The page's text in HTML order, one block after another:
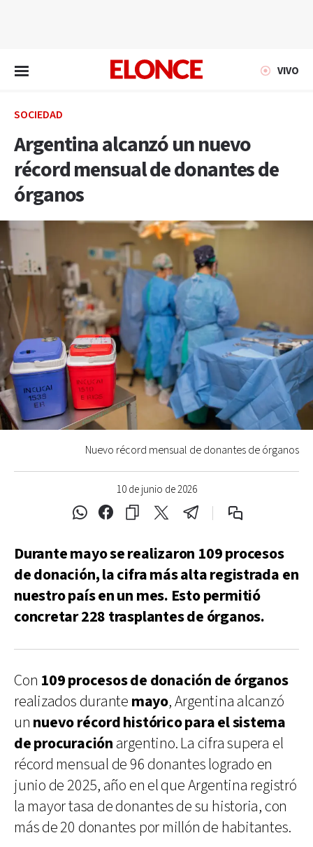
VIVO
SOCIEDAD
Argentina alcanzó un nuevo
récord mensual de donantes de
órganos
10 de junio de 2026
Nuevo récord mensual de donantes de órganos
Durante mayo se realizaron 109 procesos
de donación, la cifra más alta registrada en
nuestro país en un mes. Esto permitió
concretar 228 trasplantes de órganos.
Con 109 procesos de donación de órganos
realizados durante mayo, Argentina alcanzó
un nuevo récord histórico para el sistema
de procuración argentino. La cifra supera el
récord mensual de 96 donantes logrado en
junio de 2025, año en el que Argentina registró
la mayor tasa de donantes de su historia, con
más de 20 donantes por millón de habitantes.